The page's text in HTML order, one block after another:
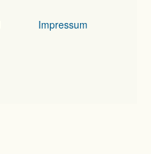
Impressum